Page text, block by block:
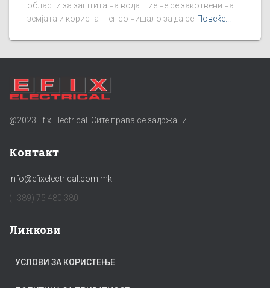
области за заштита на вода. Тие не се закотвени на
земјата и користат тег со нишало за да се Повеќе...
@2023 Efix Electrical. Сите права се задржани.
Контакт
info@efixelectrical.com.mk
(+389) 75 480 380
Линкови
УСЛОВИ ЗА КОРИСТЕЊЕ